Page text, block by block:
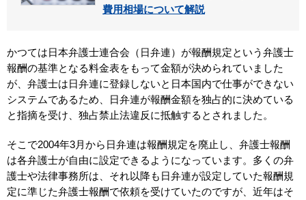
費用相場について解説
かつては日本弁護士連合会（日弁連）が報酬規定という弁護士
報酬の基準となる料金表をもって金額が決められていました
が、弁護士は日弁連に登録しないと日本国内で仕事ができない
システムであるため、日弁連が報酬金額を独占的に決めている
と指摘を受け、独占禁止法違反に抵触するとされました。
そこで2004年3月から日弁連は報酬規定を廃止し、弁護士報酬
は各弁護士が自由に設定できるようになっています。多くの弁
護士や法律事務所は、それ以降も日弁連が設定していた報酬規
定に準じた弁護士報酬で依頼を受けていたのですが、近年はそ